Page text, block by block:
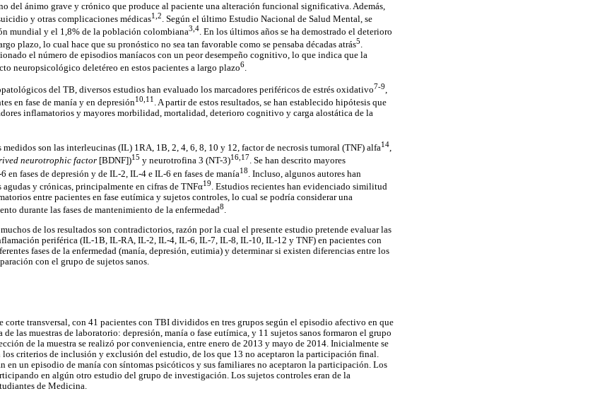
del ánimo grave y crónico que produce al paciente una alteración funcional significativa. Además,
y otras complicaciones médicas1,2
. Según el último Estudio Nacional de Salud Mental, se
mundial y el 1,8% de la población colombiana3,4. En los últimos años se ha demostrado el deterioro
plazo, lo cual hace que su pronóstico no sea tan favorable como se pensaba décadas atrás5.
el número de episodios maníacos con un peor desempeño cognitivo, lo que indica que la
neuropsicológico deletéreo en estos pacientes a largo plazo6.
del TB, diversos estudios han evaluado los marcadores periféricos de estrés oxidativo7-9,
en fase de manía y en depresión10,11 . A partir de estos resultados, se han establecido hipótesis que
inflamatorios y mayores morbilidad, mortalidad, deterioro cognitivo y carga alostática de la
son las interleucinas (IL) 1RA, 1B, 2, 4, 6, 8, 10 y 12, factor de necrosis tumoral (TNF) alfa14,
neurotrophic factor [BDNF])15 y neurotrofina 3 (NT-3)16,17. Se han descrito mayores
en fases de depresión y de IL-2, IL-4 e IL-6 en fases de manía18
. Incluso, algunos autores han
y crónicas, principalmente en cifras de TNFα19. Estudios recientes han evidenciado similitud
entre pacientes en fase eutímica y sujetos controles, lo cual se podría considerar una
durante las fases de mantenimiento de la enfermedad8.
de los resultados son contradictorios, razón por la cual el presente estudio pretende evaluar las
periférica (IL-1B, IL-RA, IL-2, IL-4, IL-6, IL-7, IL-8, IL-10, IL-12 y TNF) en pacientes con
fases de la enfermedad (manía, depresión, eutimia) y determinar si existen diferencias entre los
con el grupo de sujetos sanos.
corte transversal, con 41 pacientes con TBI divididos en tres grupos según el episodio afectivo en que
de las muestras de laboratorio: depresión, manía o fase eutímica, y 11 sujetos sanos formaron el grupo
de la muestra se realizó por conveniencia, entre enero de 2013 y mayo de 2014. Inicialmente se
criterios de inclusión y exclusión del estudio, de los que 13 no aceptaron la participación final.
en un episodio de manía con síntomas psicóticos y sus familiares no aceptaron la participación. Los
en algún otro estudio del grupo de investigación. Los sujetos controles eran de la
de Medicina.